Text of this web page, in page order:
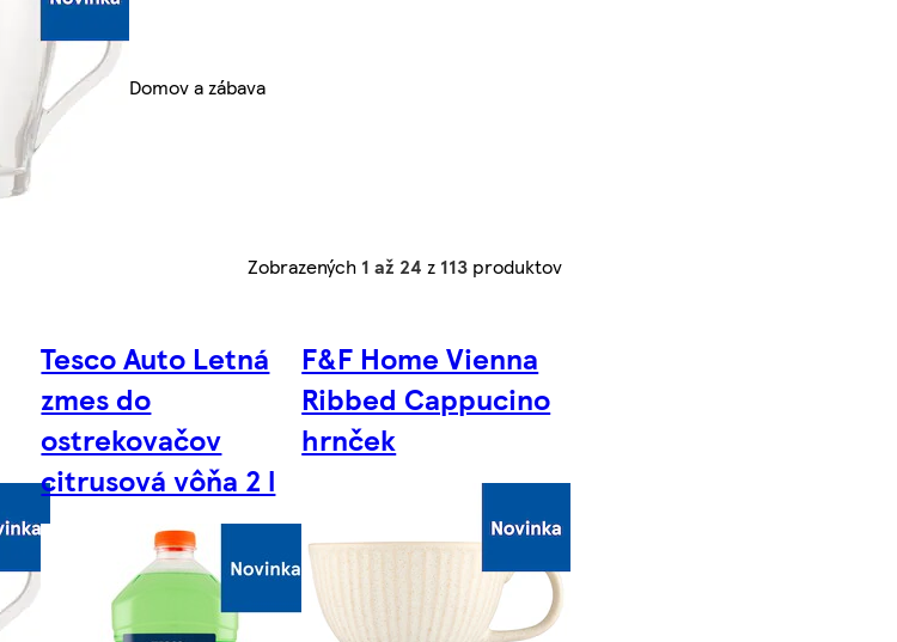
Domov a zábava
Zobrazených 1 až 24 z 113 produktov
Tesco Auto Letná
zmes do
ostrekovačov
citrusová vôňa 2 l
F&F Home Vienna
Ribbed Cappucino
hrnček